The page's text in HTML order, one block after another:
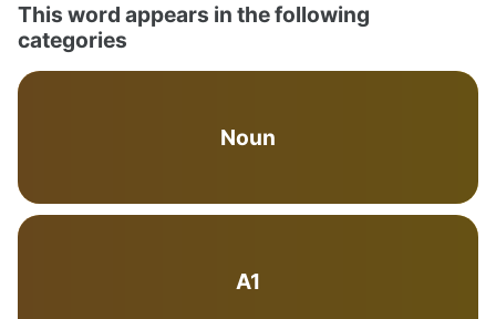
This word appears in the following
categories
Noun
A1